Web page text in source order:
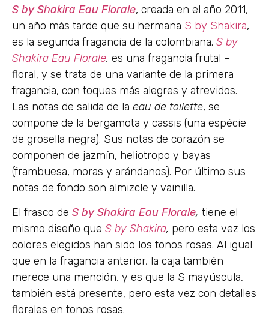
S by Shakira Eau Florale, creada en el año 2011,
un año más tarde que su hermana S by Shakira,
es la segunda fragancia de la colombiana. S by
Shakira Eau Florale, es una fragancia frutal –
floral, y se trata de una variante de la primera
fragancia, con toques más alegres y atrevidos.
Las notas de salida de la eau de toilette, se
compone de la bergamota y cassis (una espécie
de grosella negra). Sus notas de corazón se
componen de jazmín, heliotropo y bayas
(frambuesa, moras y arándanos). Por último sus
notas de fondo son almizcle y vainilla.
El frasco de S by Shakira Eau Florale, tiene el
mismo diseño que S by Shakira, pero esta vez los
colores elegidos han sido los tonos rosas. Al igual
que en la fragancia anterior, la caja también
merece una mención, y es que la S mayúscula,
también está presente, pero esta vez con detalles
florales en tonos rosas.